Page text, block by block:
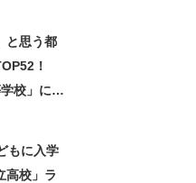
と思う都
！
校」に決
もに入学
高校」ラ